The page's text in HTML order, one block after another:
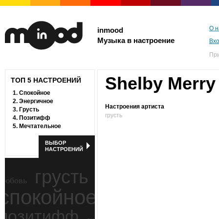
inmood
Музыка в настроение
О
ТОП 5 НАСТРОЕНИЙ
1. Спокойное
2. Энергичное
3. Грусть
4. Позитифф
5. Мечтательное
ВЫБОР
НАСТРОЕНИЙ
грусть
Shelby Merry
Настроения артиста
грусть